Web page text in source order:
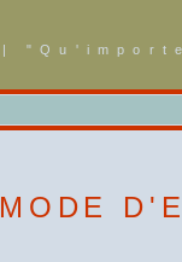
|
MODE